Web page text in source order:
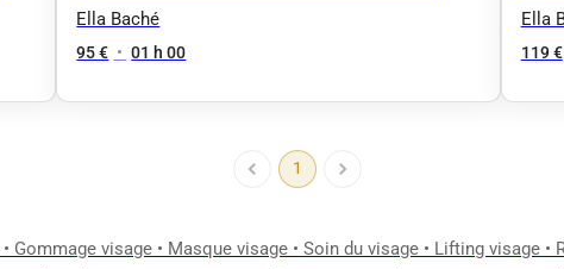
AGE
Ella Baché
95 € • 01 h 00
Ella
119 €
1
• Gommage visage • Masque visage • Soin du visage • Lifting visage •